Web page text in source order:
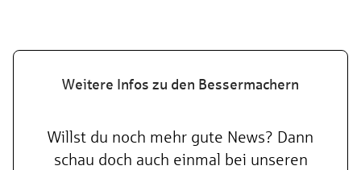
Weitere Infos zu den Bessermachern
Willst du noch mehr gute News? Dann
schau doch auch einmal bei unseren